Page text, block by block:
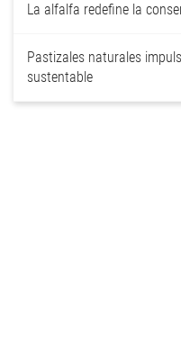
La alfalfa redefine la
Pastizales naturales
sustentable